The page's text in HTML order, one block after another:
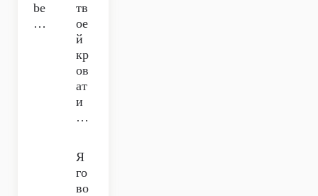
be
…
тв
ое
й
кр
ов
ат
и
…
Я
го
во